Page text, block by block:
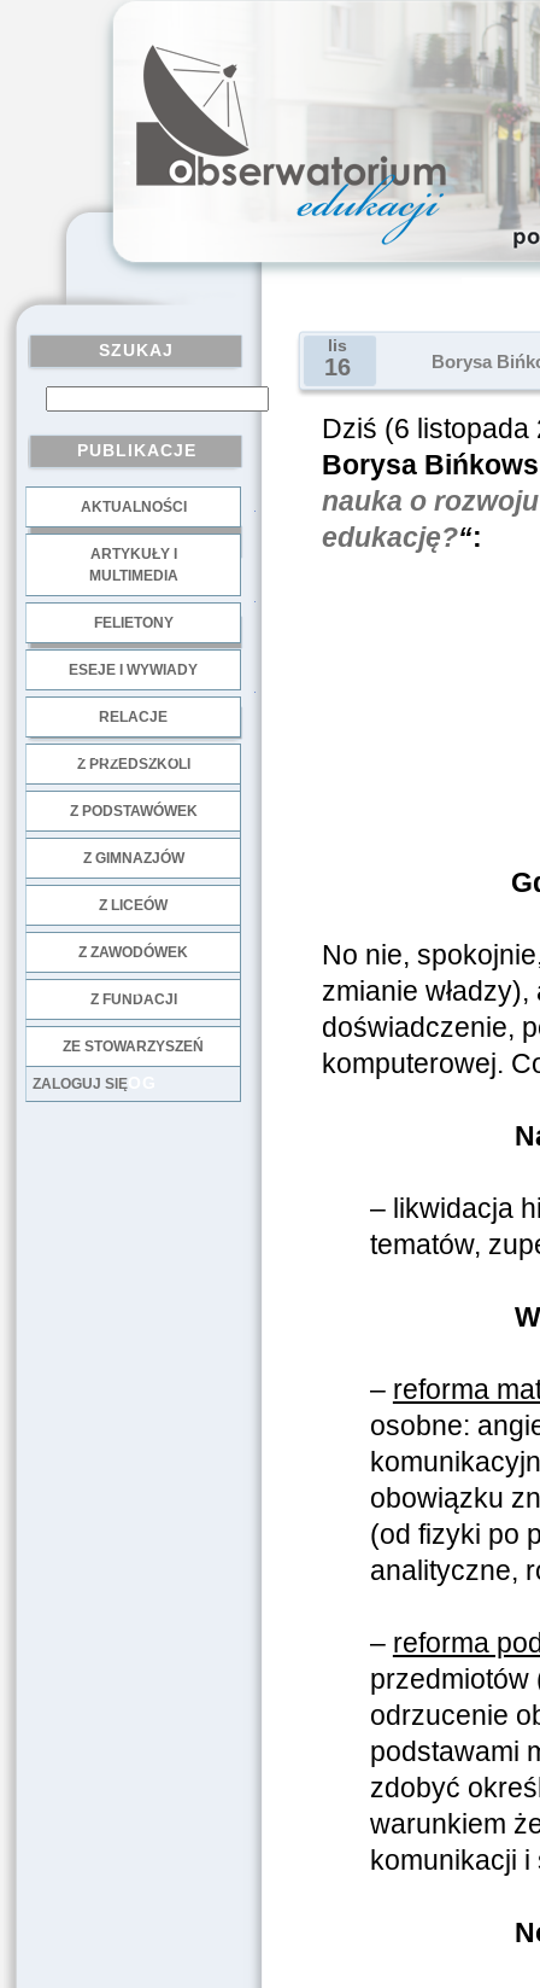
SZUKAJ
PUBLIKACJE
AKTUALNOŚCI
ARTYKUŁY I
MULTIMEDIA
FELIETONY
ESEJE I WYWIADY
RELACJE
Z PRZEDSZKOLI
Z PODSTAWÓWEK
Z GIMNAZJÓW
Z LICEÓW
Z ZAWODÓWEK
Z FUNDACJI
ZE STOWARZYSZEŃ
LOG
ZALOGUJ SIĘ
lis
16 Borysa
Dziś (6
Borysa
nauka o
edukację?“:
No nie,
zmianie
doświadczenie,
komputerowej.
– likwidacja
tematów,
– reforma
osobne:
obowiązku
(od fizyki po
analityczne,
– reforma
przedmiotów
odrzucenie
podstawami
zdobyć
warunkiem
komunikacji i